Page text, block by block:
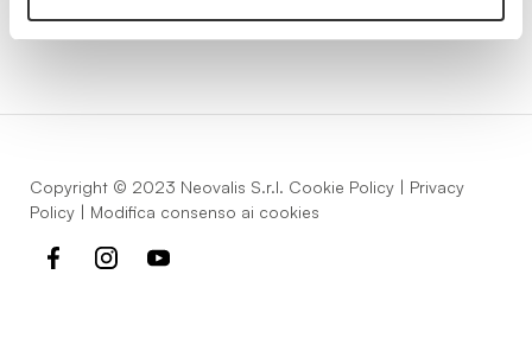
digital@beautyspa.it
Copyright © 2023 Neovalis S.r.l. Cookie Policy | Privacy
Policy | Modifica consenso ai cookies
facebookinstagramyoutube